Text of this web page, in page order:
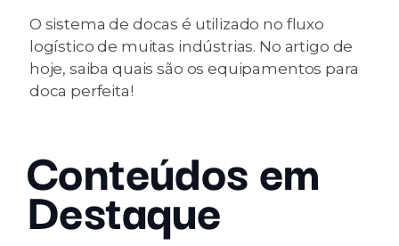
O sistema de docas é utilizado no fluxo
logístico de muitas indústrias. No artigo de
hoje, saiba quais são os equipamentos para
doca perfeita!
Conteúdos em
Destaque